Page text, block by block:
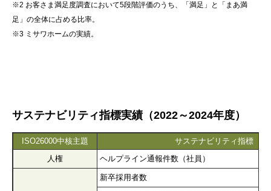
※2 お客さま満足度調査において5段階評価のうち、「満足」と「まあ満
足」の全体に占める比率。
※3 ミサワホームの実績。
サステナビリティ指標実績（2022～2024年度）
ISO26000中核主題
サステナビリティ指標
人権
ヘルプライン通報件数（社員）
新卒採用者数